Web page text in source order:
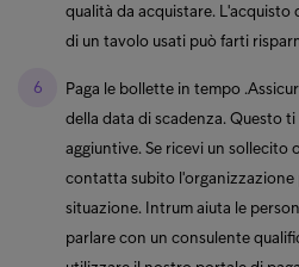
qualità da acquistare.
di un tavolo usati può farti
Paga le bollette in tempo .
della data di scadenza. Questo
aggiuntive. Se ricevi un sollecito
contatta subito l'organizzazione
situazione. Intrum aiuta le
parlare con un consulente